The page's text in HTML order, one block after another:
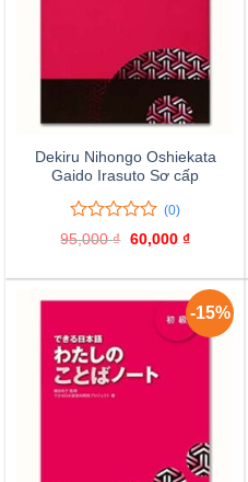
Dekiru Nihongo Oshiekata
Gaido Irasuto Sơ cấp
0
trên
0
giá
(0)
95,000₫ Giá
95,000 ₫.
60,000 ₫Giá
là:
60,000 ₫.
-15%